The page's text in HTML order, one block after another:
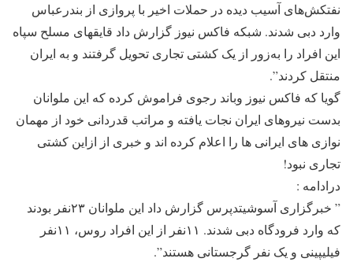
نفتکش‌های آسیب دیده در حملات اخیر با پروازی از بندرعباس
وارد دبی شدند. شبکه فاکس‌ نیوز گزارش داد قایقهای مسلح سپاه
این افراد را به‌زور از یک کشتی تجاری تحویل گرفتند و به ایران
منتقل کردند”.
گویا که فاکس نیوز وباند رجوی فراموش کرده که این ملوانان
بدست نیروهای ایران نجات یافته و مراتب قدردانی خود از مهمان
نوازی های ایرانی ها را اعلام کرده اند و خبری از ازاین کشتی
تجاری نبود!
درادامه :
” خبرگزاری آسوشیتدپرس گزارش داد این ملوانان ۲۳نفر بودند
که وارد فرودگاه دبی شدند. ۱۱نفر از این افراد روس، ۱۱نفر
فیلیپینی و یک نفر گرجستانی هستند”.